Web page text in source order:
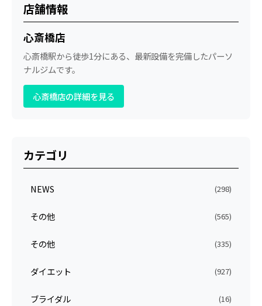
店舗情報
心斎橋店
心斎橋駅から徒歩1分にある、最新設備を完備したパーソ
ナルジムです。
心斎橋店の詳細を見る
カテゴリ
NEWS (298)
その他 (565)
その他 (335)
ダイエット (927)
ブライダル (16)